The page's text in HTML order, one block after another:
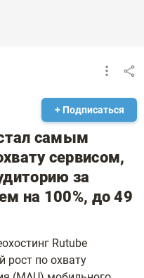
+ Подписаться
самым
сервисом,
за
на 100%, до 49
Rutube
рост по охвату